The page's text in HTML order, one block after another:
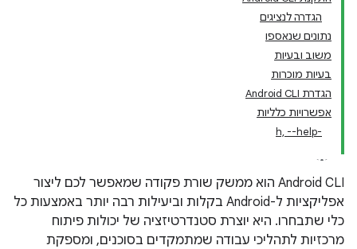
הגדרה לנציגים
נתונים שנאספו
משוב ובעיות
בעיות מוכרות
הגדרת Android CLI
אפשרויות כלליות
-h, --help
‫Android CLI הוא ממשק שורת פקודה שמאפשר לכם ליצור
אפליקציות ל-Android בקלות וביעילות רבה יותר באמצעות כל
כלי שתבחרו. היא יוצרת סטנדרטיזציה של יכולות פיתוח
מרכזיות לתהליכי עבודה שמתמקדים בסוכנים, ומספקת